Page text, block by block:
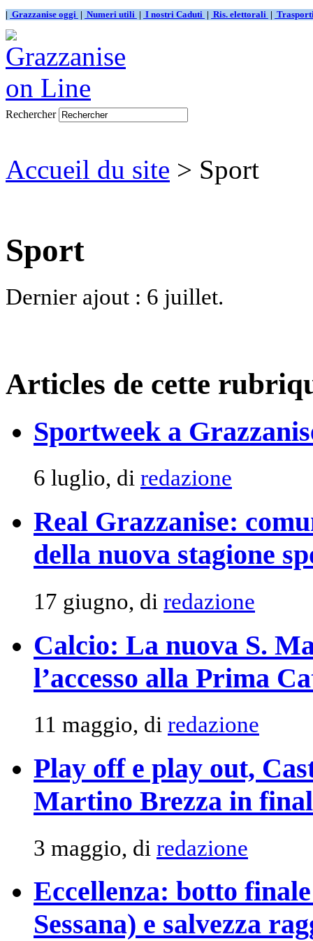
| Grazzanise oggi | Numeri utili | I nostri Caduti | Ris. elettorali |
Rechercher
Accueil du site > Sport
Sport
Dernier ajout : 6 juillet.
Articles de cette
Sportweek a
6 luglio, di redazione
Real Grazzanise:
della nuova stagione
17 giugno, di redazione
Calcio: La nuova S.
l’accesso alla Prima
11 maggio, di redazione
Play off e play out,
Martino Brezza in
3 maggio, di redazione
Eccellenza: botto
Sessana) e salvezza